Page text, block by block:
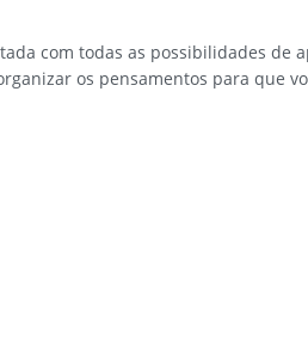
com todas as possibilidades
os pensamentos para que